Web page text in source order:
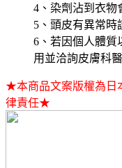
4、染劑沾到衣物
5、頭皮有異常時
6、若因個人體質
用並洽詢皮膚科
★本商品文案版權為日
律責任★